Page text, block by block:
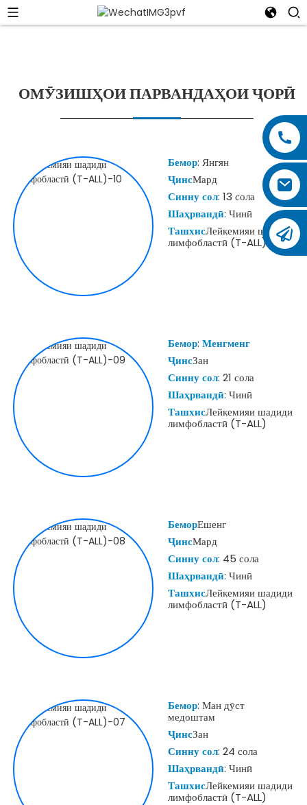
ОМӮЗИШҲОИ ПАРВАНДАҲОИ ҶОРӢ
Бемор: Янгян
ҶинсМард
Синну сол: 13 сола
Шаҳрвандӣ: Чинӣ
ТашхисЛейкемияи шадиди
лимфобластӣ (T-ALL)
Бемор: Менгменг
ҶинсЗан
Синну сол: 21 сола
Шаҳрвандӣ: Чинӣ
ТашхисЛейкемияи шадиди
лимфобластӣ (T-ALL)
БеморЕшенг
ҶинсМард
Синну сол: 45 сола
Шаҳрвандӣ: Чинӣ
ТашхисЛейкемияи шадиди
лимфобластӣ (T-ALL)
Бемор: Ман дӯст
медоштам
ҶинсЗан
Синну сол: 24 сола
Шаҳрвандӣ: Чинӣ
ТашхисЛейкемияи шадиди
лимфобластӣ (T-ALL)